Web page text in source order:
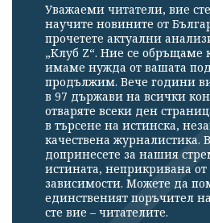
Уважаеми читатели, вие
научите новините от
прочетете актуални
„Клуб Z“. Ние се обръщаме
имаме нужда от вашата
продължим. Вече години
в 97 държави на всички
отваряте всеки ден
в търсене на истинска,
качествена журналистика.
допринесете за нашия
истината, неприкривана
зависимости. Можете да
единственият поръчител
сте вие – читателите.